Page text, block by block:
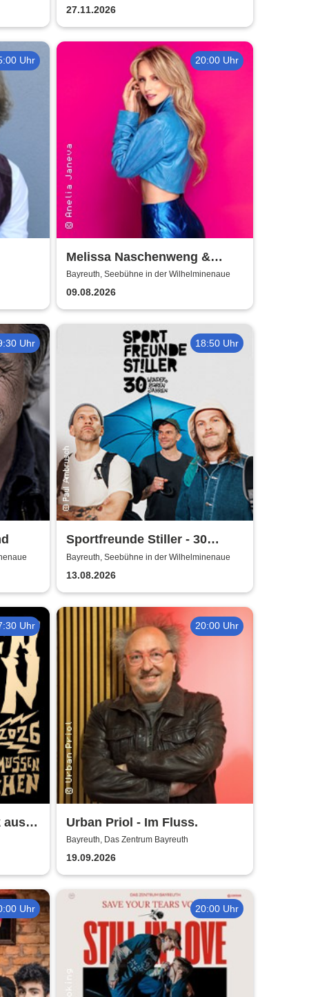
27.11.2026
Uhr 20:00 Uhr
Melissa Naschenweng &
Band - LIVE
Bayreuth, Seebühne in der Wilhelminenaue
09.08.2026
Uhr 18:50 Uhr
Sportfreunde Stiller - 30
wunderbaren Jahren
Bayreuth, Seebühne in der Wilhelminenaue
13.08.2026
Uhr
aus!
20:00 Uhr
Urban Priol - Im Fluss.
Bayreuth, Das Zentrum Bayreuth
19.09.2026
Uhr 20:00 Uhr